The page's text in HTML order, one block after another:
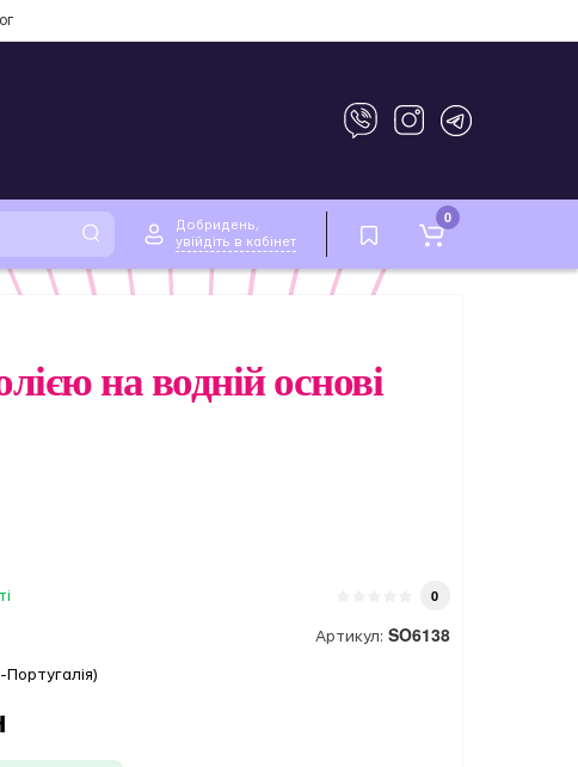
Добридень,
увійдіть в кабінет
0
на водній основі
0
Артикул: SO6138
Португалія)